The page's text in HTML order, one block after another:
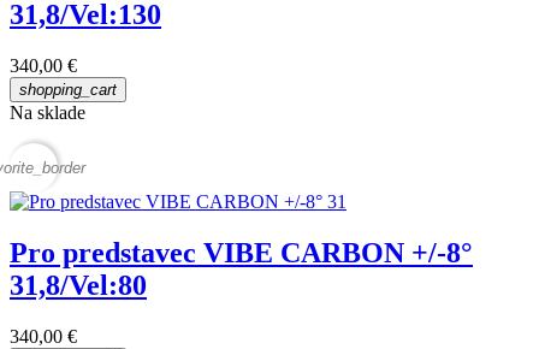
31,8/Vel:130
340,00 €
shopping_cart
Na sklade
Pro predstavec VIBE CARBON +/-8°
31,8/Vel:80
340,00 €